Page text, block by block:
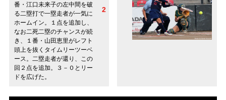
番・江口未来子の左中間を破
る二塁打で一塁走者が一気に
ホームイン。１点を追加し、
なお二死二塁のチャンスが続
き、１番・山田恵里がレフト
頭上を抜くタイムリーツーベ
ース。二塁走者が還り、この
回２点を追加。３－０とリー
ドを広げた。
2